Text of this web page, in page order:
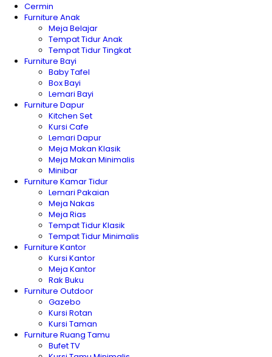
Cermin
Furniture Anak
Meja Belajar
Tempat Tidur Anak
Tempat Tidur Tingkat
Furniture Bayi
Baby Tafel
Box Bayi
Lemari Bayi
Furniture Dapur
Kitchen Set
Kursi Cafe
Lemari Dapur
Meja Makan Klasik
Meja Makan Minimalis
Minibar
Furniture Kamar Tidur
Lemari Pakaian
Meja Nakas
Meja Rias
Tempat Tidur Klasik
Tempat Tidur Minimalis
Furniture Kantor
Kursi Kantor
Meja Kantor
Rak Buku
Furniture Outdoor
Gazebo
Kursi Rotan
Kursi Taman
Furniture Ruang Tamu
Bufet TV